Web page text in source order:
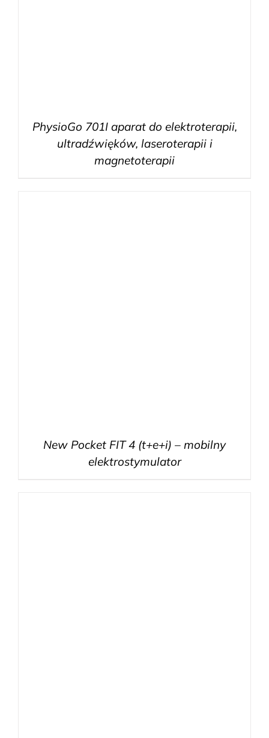
PhysioGo 701I aparat do elektroterapii,
ultradźwięków, laseroterapii i
magnetoterapii
New Pocket FIT 4 (t+e+i) – mobilny
elektrostymulator